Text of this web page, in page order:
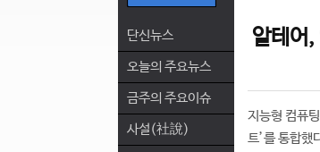
단신뉴스
오늘의 주요뉴스
금주의 주요이슈
사설(社說)
알테어,
지능형 컴퓨
트’를 통합했